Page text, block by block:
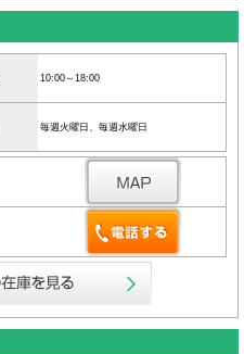
10:00～18:00
毎週火曜日、毎週水曜日